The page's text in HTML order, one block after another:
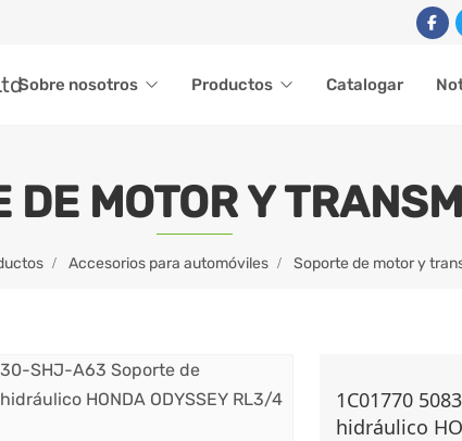
Sobre nosotros Productos Catalogar
DE MOTOR Y
Accesorios para automóviles Soporte de motor y
1C01770
hidráulico